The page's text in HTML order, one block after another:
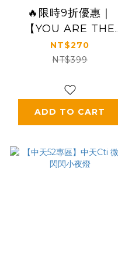
🔥限時9折優惠｜
【YOU ARE THE
POWER】2026中天
主播精選照片（四張/
NT$270
NT$399
ADD TO CART